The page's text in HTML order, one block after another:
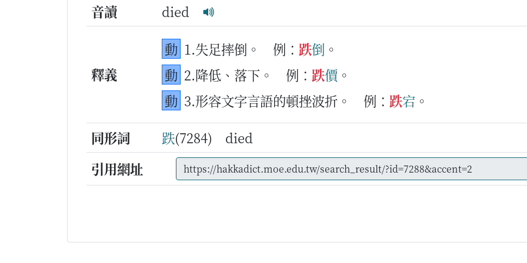
音讀 died
釋義
動 1.失足摔倒。 例： 跌倒 。
動 2.降低、落下。 例： 跌價 。
動 3.形容文字言語的頓挫波折。 例： 跌宕 。
同形詞
跌(7284) died
引用網址